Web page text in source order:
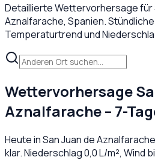
Detaillierte Wettervorhersage für
Aznalfarache, Spanien.
Temperaturtrend und
Wettervorhersage
Aznalfarache– 7-
Heute inSan Juan de Aznalfarache
klar. Niederschlag0,0L/m², Wind